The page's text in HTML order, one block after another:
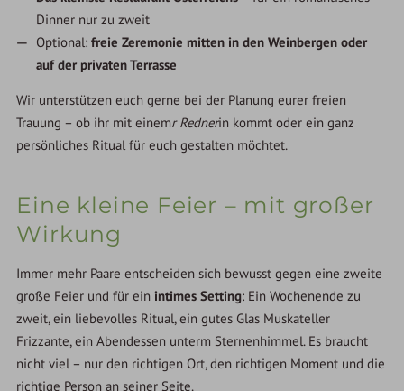
Dinner nur zu zweit
Optional:freie Zeremonie mitten in den Weinbergen oder
auf der privaten Terrasse
Wir unterstützen euch gerne bei der Planung eurer freien
Trauung – ob ihr mit einemr Rednerin kommt oder ein ganz
persönliches Ritual für euch gestalten möchtet.
Eine kleine Feier – mit großer
Wirkung
Immer mehr Paare entscheiden sich bewusst gegen eine zweite
große Feier und für einintimes Setting: Ein Wochenende zu
zweit, ein liebevolles Ritual, ein gutes Glas Muskateller
Frizzante, ein Abendessen unterm Sternenhimmel. Es braucht
nicht viel – nur den richtigen Ort, den richtigen Moment und die
richtige Person an seiner Seite.